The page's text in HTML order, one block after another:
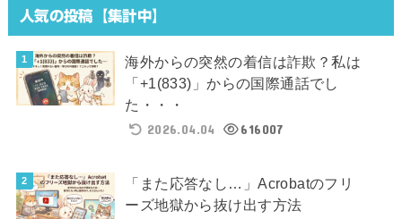
人気の投稿【集計中】
海外からの突然の着信は詐欺？私は
「+1(833)」からの国際通話でし
た・・・
2026.04.04
616007
「また応答なし…」Acrobatのフリ
ーズ地獄から抜け出す方法